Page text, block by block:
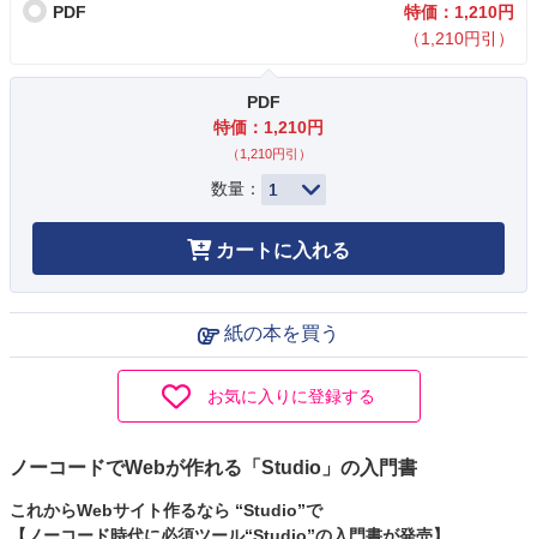
PDF
特価：1,210円
（1,210円引）
PDF
特価：1,210円
（1,210円引）
数量：
カートに入れる
紙の本を買う
お気に入りに登録する
ノーコードでWebが作れる「Studio」の入門書
これからWebサイト作るなら “Studio”で